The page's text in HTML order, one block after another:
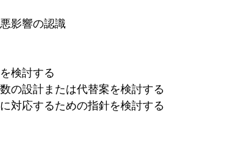
影響の認識
検討する
設計または代替案を検討する
応するための指針を検討する